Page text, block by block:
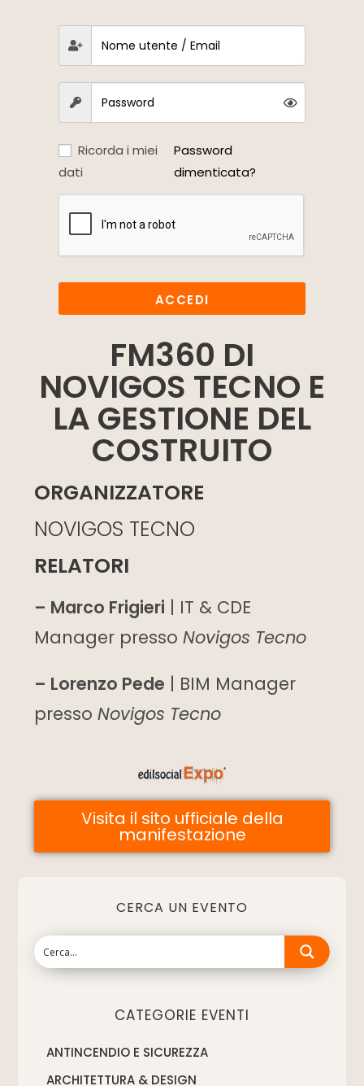
Ricorda i miei
dati
Password
dimenticata?
ACCEDI
FM360 DI
NOVIGOS TECNO E
LA GESTIONE DEL
COSTRUITO
ORGANIZZATORE
NOVIGOS TECNO
RELATORI
– Marco Frigieri | IT & CDE
Manager pressoNovigos Tecno
– Lorenzo Pede | BIM Manager
pressoNovigos Tecno
Visita il sito ufficiale della
manifestazione
CERCA UN EVENTO
CATEGORIE EVENTI
ANTINCENDIO E SICUREZZA
ARCHITETTURA & DESIGN